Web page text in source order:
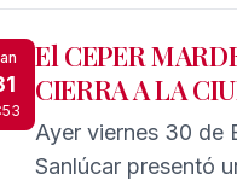
El CEPER
CIERRA A LA
Ayer viernes 30 de
Sanlúcar presentó